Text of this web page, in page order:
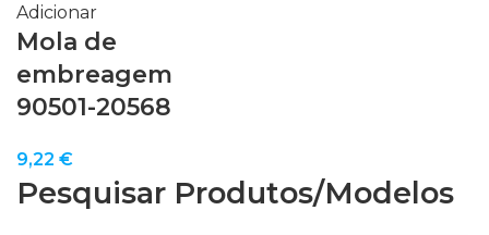
Pesquisar Produtos/modelos
Adicionar
Mola de
embreagem
90501-20568
9,22 €